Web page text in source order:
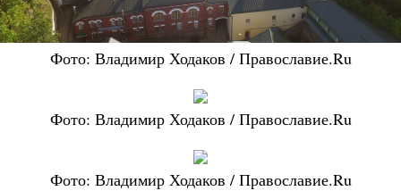
Фото: Владимир Ходаков / Православие.Ru
Фото: Владимир Ходаков / Православие.Ru
Фото: Владимир Ходаков / Православие.Ru